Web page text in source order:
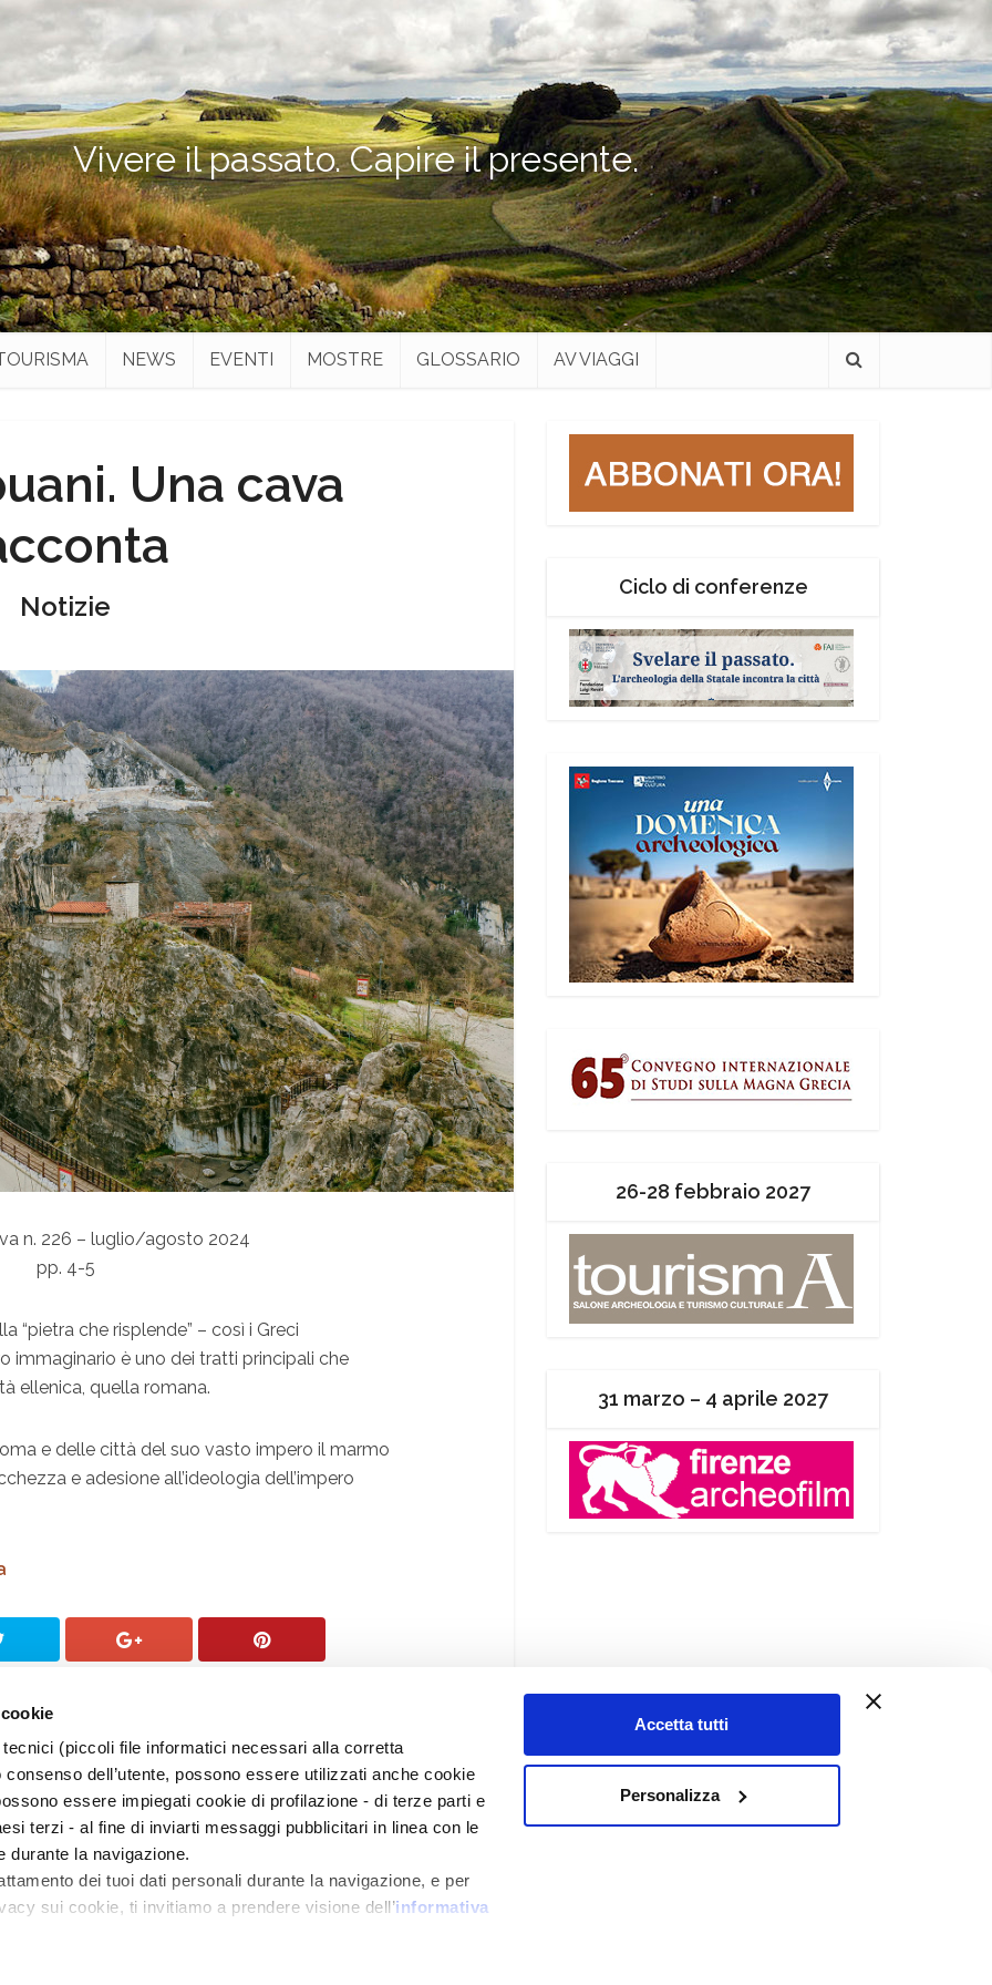
(piccoli file informatici necessari alla corretta
dell’utente, possono essere utilizzati anche cookie
essere impiegati cookie di profilazione - di terze parti e
terzi - al fine di inviarti messaggi pubblicitari in linea con le
durante la navigazione.
dei tuoi dati personali durante la navigazione, e per
sui cookie, ti invitiamo a prendere visione dell’informativa
Accetta tutti
Personalizza
Vivere il passato. Capire il presente.
NEWS EVENTI MOSTRE GLOSSARIO AV VIAGGI
Una cava
Notizie
n. 226 – luglio/agosto 2024
pp. 4-5
“pietra che risplende” – così i Greci
immaginario è uno dei tratti principali che
ellenica, quella romana.
e delle città del suo vasto impero il marmo
e adesione all’ideologia dell’impero
Ciclo di conferenze
26-28 febbraio 2027
31 marzo – 4 aprile 2027
Chi siamo